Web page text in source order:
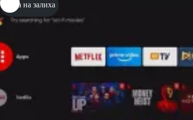
Нема на залиха